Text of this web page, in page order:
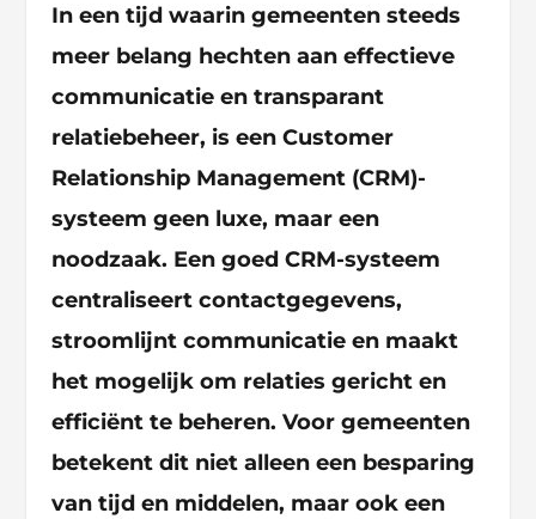
In een tijd waarin gemeenten steeds
meer belang hechten aan effectieve
communicatie en transparant
relatiebeheer, is een Customer
Relationship Management (CRM)-
systeem geen luxe, maar een
noodzaak. Een goed CRM-systeem
centraliseert contactgegevens,
stroomlijnt communicatie en maakt
het mogelijk om relaties gericht en
efficiënt te beheren. Voor gemeenten
betekent dit niet alleen een besparing
van tijd en middelen, maar ook een